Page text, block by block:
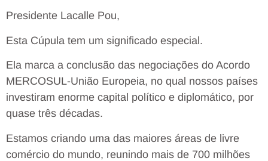
Presidente Lacalle Pou,
Esta Cúpula tem um significado especial.
Ela marca a conclusão das negociações do Acordo
MERCOSUL-União Europeia, no qual nossos países
investiram enorme capital político e diplomático, por
quase três décadas.
Estamos criando uma das maiores áreas de livre
comércio do mundo, reunindo mais de 700 milhões